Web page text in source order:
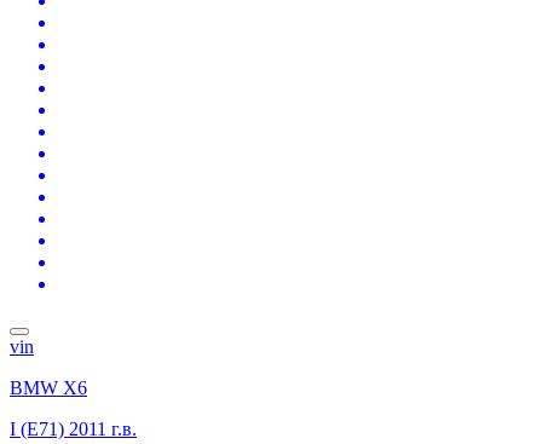
vin
BMW X6
I (E71) 2011 г.в.